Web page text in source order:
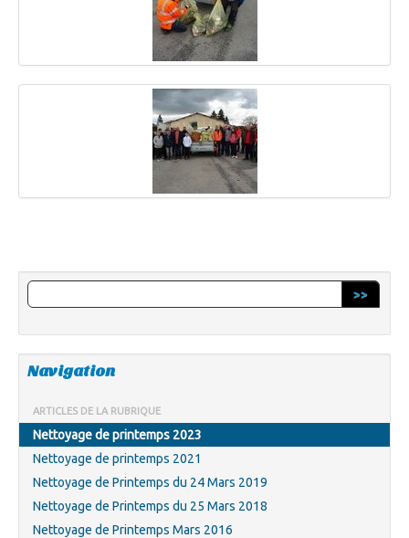
>>
Navigation
ARTICLES DE LA RUBRIQUE
Nettoyage de printemps 2023
Nettoyage de printemps 2021
Nettoyage de Printemps du 24 Mars 2019
Nettoyage de Printemps du 25 Mars 2018
Nettoyage de Printemps Mars 2016